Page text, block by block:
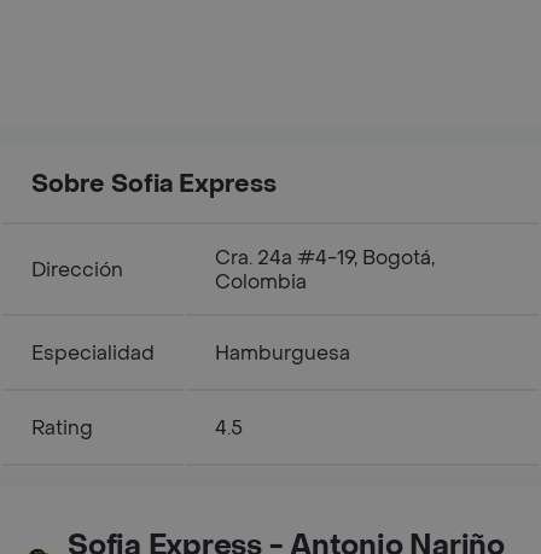
Sobre Sofia Express
Dirección
Cra. 24a #4-19, Bogotá,
Colombia
Especialidad Hamburguesa
Rating 4.5
Sofia Express - Antonio Nariño